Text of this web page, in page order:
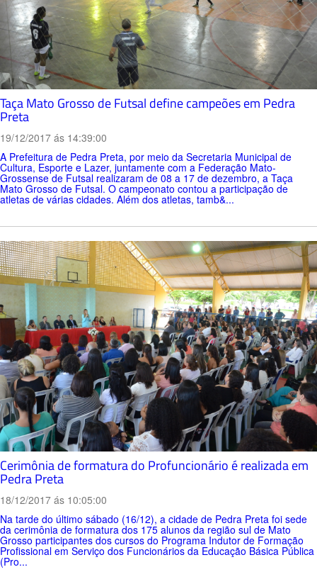
Taça Mato Grosso de Futsal define campeões em Pedra
Preta
19/12/2017 ás 14:39:00
A Prefeitura de Pedra Preta, por meio da Secretaria Municipal de
Cultura, Esporte e Lazer, juntamente com a Federação Mato-
Grossense de Futsal realizaram de 08 a 17 de dezembro, a Taça
Mato Grosso de Futsal. O campeonato contou a participação de
atletas de várias cidades. Além dos atletas, tamb&...
Cerimônia de formatura do Profuncionário é realizada em
Pedra Preta
18/12/2017 ás 10:05:00
Na tarde do último sábado (16/12), a cidade de Pedra Preta foi sede
da cerimônia de formatura dos 175 alunos da região sul de Mato
Grosso participantes dos cursos do Programa Indutor de Formação
Profissional em Serviço dos Funcionários da Educação Básica Pública
(Pro...